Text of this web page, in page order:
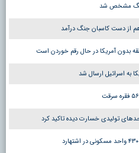
جنگ مشخص شد
از دست کاسبان جنگ درآمد
بدون آمریکا در حال رقم خوردن است
تولیدی خسارت دیده تاکید کرد